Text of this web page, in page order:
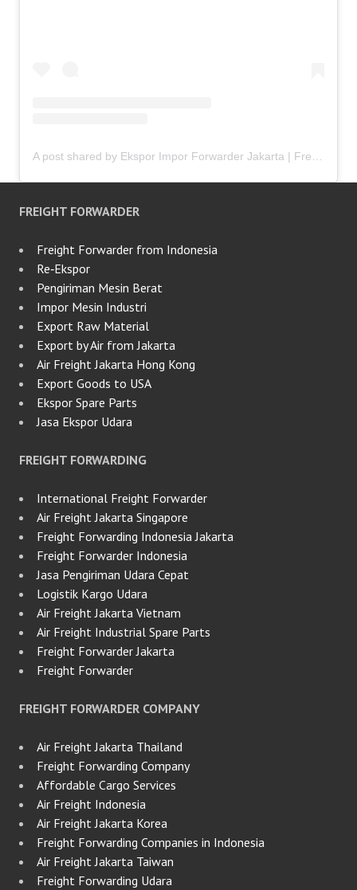
FREIGHT FORWARDER
Freight Forwarder from Indonesia
Re‑Ekspor
Pengiriman Mesin Berat
Impor Mesin Industri
Export Raw Material
Export by Air from Jakarta
Air Freight Jakarta Hong Kong
Export Goods to USA
Ekspor Spare Parts
Jasa Ekspor Udara
FREIGHT FORWARDING
International Freight Forwarder
Air Freight Jakarta Singapore
Freight Forwarding Indonesia Jakarta
Freight Forwarder Indonesia
Jasa Pengiriman Udara Cepat
Logistik Kargo Udara
Air Freight Jakarta Vietnam
Air Freight Industrial Spare Parts
Freight Forwarder Jakarta
Freight Forwarder
FREIGHT FORWARDER COMPANY
Air Freight Jakarta Thailand
Freight Forwarding Company
Affordable Cargo Services
Air Freight Indonesia
Air Freight Jakarta Korea
Freight Forwarding Companies in Indonesia
Air Freight Jakarta Taiwan
Freight Forwarding Udara